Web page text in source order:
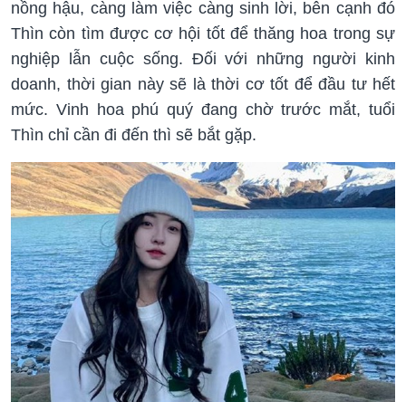
nồng hậu, càng làm việc càng sinh lời, bên cạnh đó
Thìn còn tìm được cơ hội tốt để thăng hoa trong sự
nghiệp lẫn cuộc sống. Đối với những người kinh
doanh, thời gian này sẽ là thời cơ tốt để đầu tư hết
mức. Vinh hoa phú quý đang chờ trước mắt, tuổi
Thìn chỉ cần đi đến thì sẽ bắt gặp.